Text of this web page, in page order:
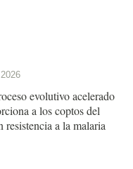
evolutivo acelerado
a los coptos del
resistencia a la malaria